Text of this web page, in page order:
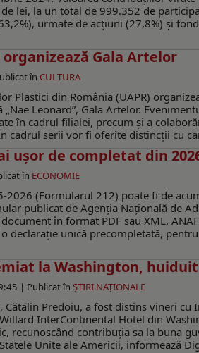
lei, la un total de 999.352 de
urmate de acțiuni (27,8%) și
Gala Artelor
în CULTURA
Plastici din România (UAPR)
„Nae Leonard”, Gala Artelor.
în cadrul filialei, precum și a
cadrul serii vor fi oferite distincții cu
ușor de completat din
în ECONOMIE
2026 (Formularul 212) poate fi de
publicat de Agenția Națională de
în format PDF sau XML.
declarație unică precompletată,
la Washington,
| Publicat în ŞTIRI NAŢIONALE
Predoiu, a fost distins vineri cu
InterContinental Hotel din
recunoscând contribuția sa la buna
Unite ale Americii, informează